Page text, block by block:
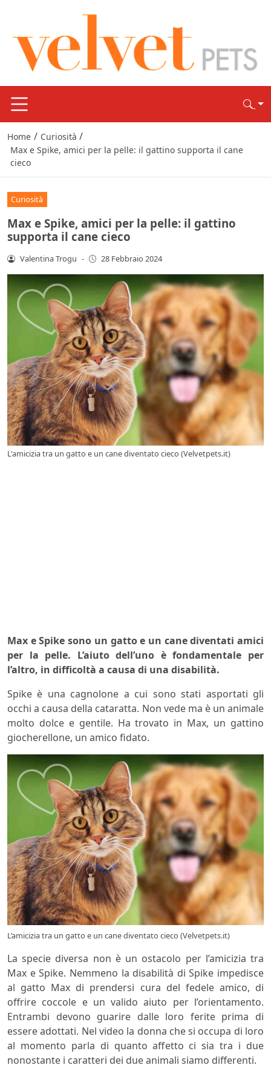
Home / Curiosità /
Max e Spike, amici per la pelle: il gattino supporta il cane
cieco
Curiosità
Max e Spike, amici per la pelle: il gattino
supporta il cane cieco
Valentina Trogu - 28 Febbraio 2024
L'amicizia tra un gatto e un cane diventato cieco (Velvetpets.it)
Max e Spike sono un gatto e un cane diventati amici
per la pelle. L’aiuto dell’uno è fondamentale per
l’altro, in difficoltà a causa di una disabilità.
Spike è una cagnolone a cui sono stati asportati gli
occhi a causa della cataratta. Non vede ma è un animale
molto dolce e gentile. Ha trovato in Max, un gattino
giocherellone, un amico fidato.
L’amicizia tra un gatto e un cane diventato cieco (Velvetpets.it)
La specie diversa non è un ostacolo per l’amicizia tra
Max e Spike. Nemmeno la disabilità di Spike impedisce
al gatto Max di prendersi cura del fedele amico, di
offrire coccole e un valido aiuto per l’orientamento.
Entrambi devono guarire dalle loro ferite prima di
essere adottati. Nel video la donna che si occupa di loro
al momento parla di quanto affetto ci sia tra i due
nonostante i caratteri dei due animali siamo differenti.